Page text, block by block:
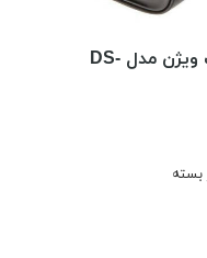
دوربین مداربسته بولت آنالوگ هایک ویژن مدل DS-
بسته